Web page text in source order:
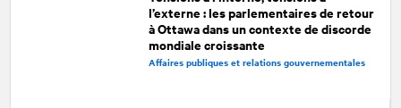
l’externe : les parlementaires de retour
à Ottawa dans un contexte de discorde
mondiale croissante
Affaires publiques et relations gouvernementales